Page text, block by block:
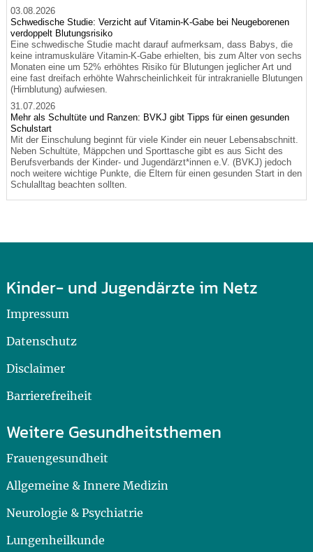
03.08.2026
Schwedische Studie: Verzicht auf Vitamin-K-Gabe bei Neugeborenen
verdoppelt Blutungsrisiko
Eine schwedische Studie macht darauf aufmerksam, dass Babys, die
keine intramuskuläre Vitamin-K-Gabe erhielten, bis zum Alter von sechs
Monaten eine um 52% erhöhtes Risiko für Blutungen jeglicher Art und
eine fast dreifach erhöhte Wahrscheinlichkeit für intrakranielle Blutungen
(Hirnblutung) aufwiesen.
31.07.2026
Mehr als Schultüte und Ranzen: BVKJ gibt Tipps für einen gesunden
Schulstart
Mit der Einschulung beginnt für viele Kinder ein neuer Lebensabschnitt.
Neben Schultüte, Mäppchen und Sporttasche gibt es aus Sicht des
Berufsverbands der Kinder- und Jugendärzt*innen e.V. (BVKJ) jedoch
noch weitere wichtige Punkte, die Eltern für einen gesunden Start in den
Schulalltag beachten sollten.
Kinder- und Jugendärzte im Netz
Impressum
Datenschutz
Disclaimer
Barrierefreiheit
Weitere Gesundheitsthemen
Frauengesundheit
Allgemeine & Innere Medizin
Neurologie & Psychiatrie
Lungenheilkunde